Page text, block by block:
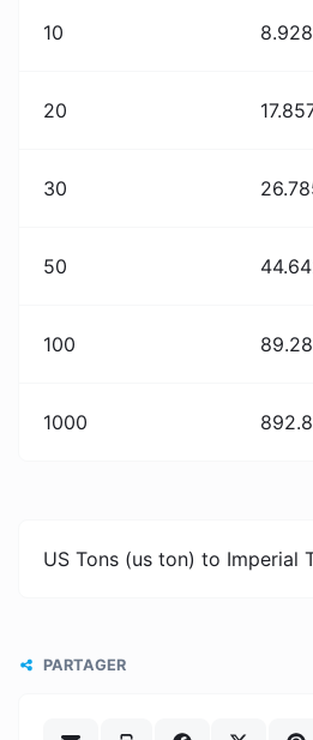
10
20
30
50
100
1000
US Tons (us ton) to Imperial
PARTAGER